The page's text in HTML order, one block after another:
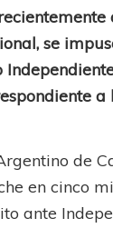
se
a
de
en cinco
ante